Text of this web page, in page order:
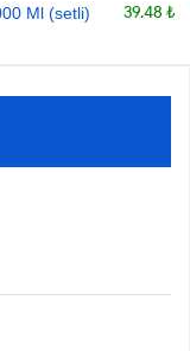
Ml (setli) 39.48 ₺